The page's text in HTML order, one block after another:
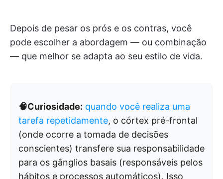
Depois de pesar os prós e os contras, você
pode escolher a abordagem — ou combinação
— que melhor se adapta ao seu estilo de vida.
🧠Curiosidade: quando você realiza uma
tarefa repetidamente, o córtex pré-frontal
(onde ocorre a tomada de decisões
conscientes) transfere sua responsabilidade
para os gânglios basais (responsáveis pelos
hábitos e processos automáticos). Isso